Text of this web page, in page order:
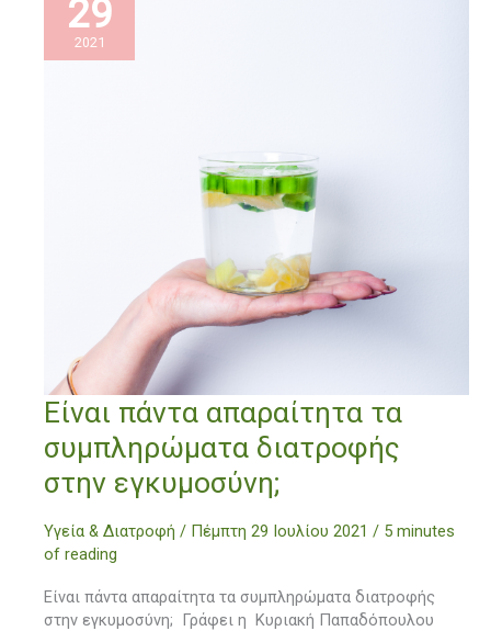
29
2021
Είναι πάντα απαραίτητα τα
συμπληρώματα διατροφής
στην εγκυμοσύνη;
Υγεία & Διατροφή / Πέμπτη 29 Ιουλίου 2021 / 5 minutes
of reading
Είναι πάντα απαραίτητα τα συμπληρώματα διατροφής
στην εγκυμοσύνη; Γράφει η Κυριακή Παπαδόπουλου
Είναι
πάντα
απαραίτητα
τα
συμπληρώματα
διατροφής
στην
εγκυμοσύνη;